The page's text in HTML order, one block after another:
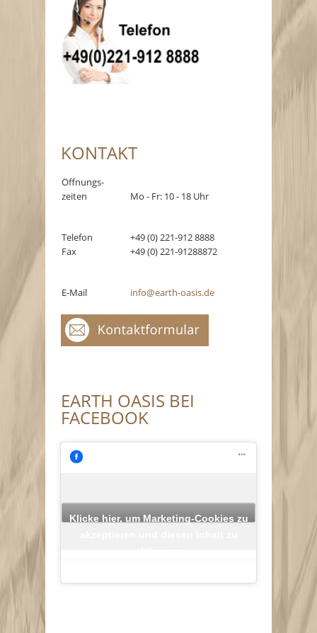
KONTAKT
Öffnungs-
zeiten
Mo - Fr: 10 - 18 Uhr
Telefon
+49 (0) 221-912 8888
Fax
+49 (0) 221-91288872
E-Mail info@earth-oasis.de
EARTH OASIS BEI
FACEBOOK
Klicke hier, um Marketing-Cookies zu